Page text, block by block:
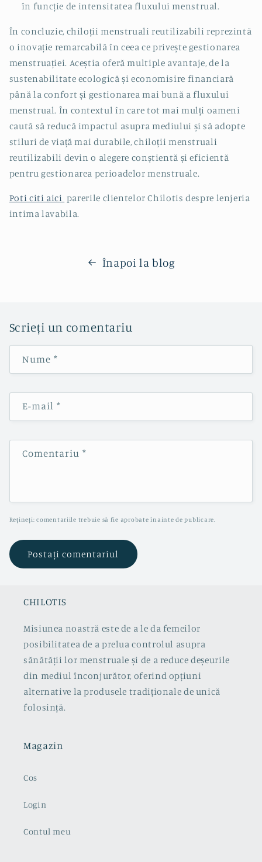
în funcție de intensitatea fluxului menstrual.
În concluzie, chiloții menstruali reutilizabili reprezintă
o inovație remarcabilă în ceea ce privește gestionarea
menstruației. Aceștia oferă multiple avantaje, de la
sustenabilitate ecologică și economisire financiară
până la confort și gestionarea mai bună a fluxului
menstrual. În contextul în care tot mai mulți oameni
caută să reducă impactul asupra mediului și să adopte
stiluri de viață mai durabile, chiloții menstruali
reutilizabili devin o alegere conștientă și eficientă
pentru gestionarea perioadelor menstruale.
Poti citi aici parerile clientelor Chilotis despre lenjeria
intima lavabila.
Înapoi la blog
Scrieți un comentariu
Nume *
E-mail*
Comentariu*
Rețineți: comentariile trebuie să fie aprobate înainte de publicare.
CHILOTIS
Misiunea noastră este de a le da femeilor
posibilitatea de a prelua controlul asupra
sănătății lor menstruale și de a reduce deșeurile
din mediul înconjurător, oferind opțiuni
alternative la produsele tradiționale de unică
folosință.
Magazin
Cos
Login
Contul meu